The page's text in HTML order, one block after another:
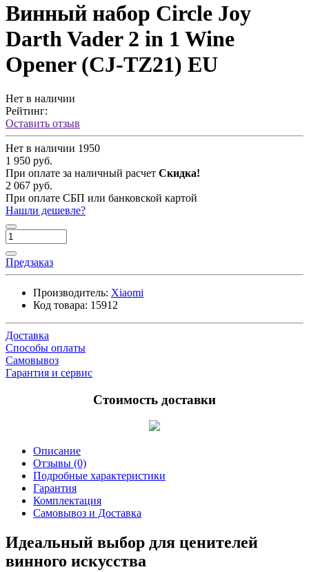
Винный набор Circle Joy
Darth Vader 2 in 1 Wine
Opener (CJ-TZ21) EU
Нет в наличии
Рейтинг:
Оставить отзыв
Нет в наличии 1950
1 950 руб.
При оплате за наличный расчет Скидка!
2 067 руб.
При оплате СБП или банковской картой
Нашли дешевле?
Предзаказ
Производитель: Xiaomi
Код товара: 15912
Доставка
Способы оплаты
Самовывоз
Гарантия и сервис
Стоимость доставки
Описание
Отзывы (0)
Подробные характеристики
Гарантия
Комплектация
Самовывоз и Доставка
Идеальный выбор для ценителей
винного искусства